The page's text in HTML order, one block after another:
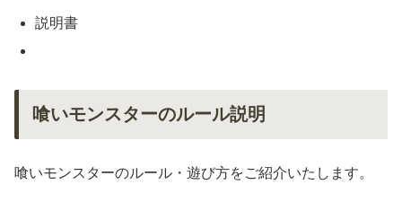
説明書
喰いモンスターのルール説明
喰いモンスターのルール・遊び方をご紹介いたします。